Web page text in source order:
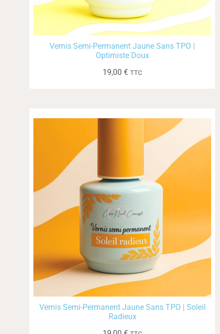
Vernis Semi-Permanent Jaune Sans TPO |
Optimiste Doux
19,00 € TTC
Vernis Semi-Permanent Jaune Sans TPO | Soleil
Radieux